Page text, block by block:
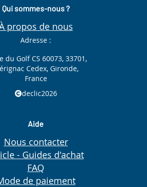
Qui sommes-nous ?
propos de nous
Adresse :
du Golf CS 60073, 33701,
Cedex, Gironde,
France
declic2026
Aide
Nous contacter
- Guides d'achat
FAQ
de paiement